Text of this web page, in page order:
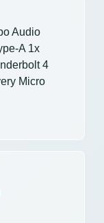
Audio
A 1x
4
Micro